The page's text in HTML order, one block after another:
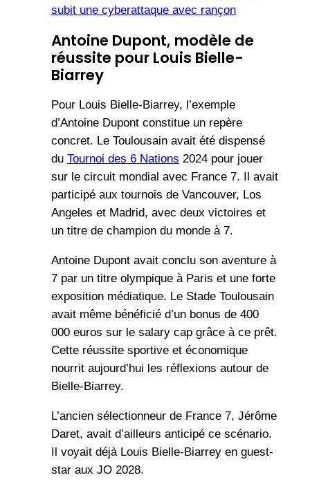
subit une cyberattaque avec rançon
Antoine Dupont, modèle de
réussite pour Louis Bielle-
Biarrey
Pour Louis Bielle-Biarrey, l’exemple
d’Antoine Dupont constitue un repère
concret. Le Toulousain avait été dispensé
du Tournoi des 6 Nations 2024 pour jouer
sur le circuit mondial avec France 7. Il avait
participé aux tournois de Vancouver, Los
Angeles et Madrid, avec deux victoires et
un titre de champion du monde à 7.
Antoine Dupont avait conclu son aventure à
7 par un titre olympique à Paris et une forte
exposition médiatique. Le Stade Toulousain
avait même bénéficié d’un bonus de 400
000 euros sur le salary cap grâce à ce prêt.
Cette réussite sportive et économique
nourrit aujourd’hui les réflexions autour de
Bielle-Biarrey.
L’ancien sélectionneur de France 7, Jérôme
Daret, avait d’ailleurs anticipé ce scénario.
Il voyait déjà Louis Bielle-Biarrey en guest-
star aux JO 2028.